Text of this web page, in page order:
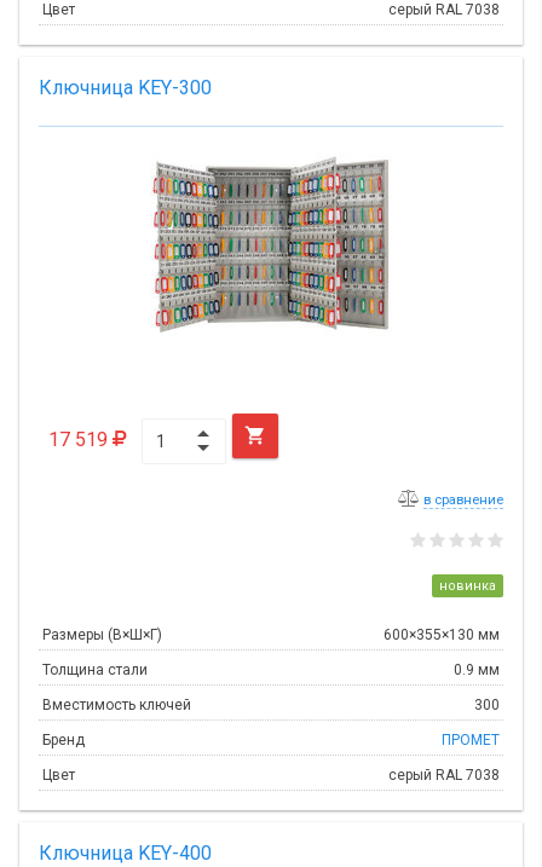
Цвет серый RAL 7038
Ключница KEY-300
17 519 
в сравнение
новинка
Размеры (В×Ш×Г) 600×355×130 мм
Толщина стали 0.9 мм
Вместимость ключей 300
Бренд ПРОМЕТ
Цвет серый RAL 7038
Ключница KEY-400